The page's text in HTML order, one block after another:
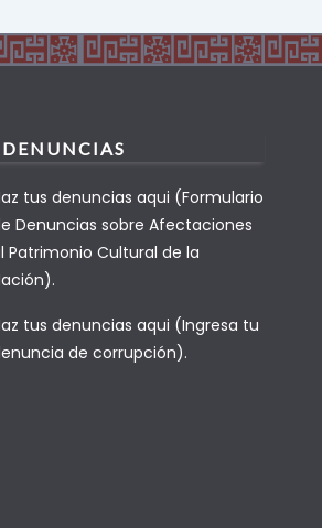
DENUNCIAS
tus denuncias aqui (Formulario
Denuncias sobre Afectaciones
Patrimonio Cultural de la
tus denuncias aqui (Ingresa tu
de corrupción).